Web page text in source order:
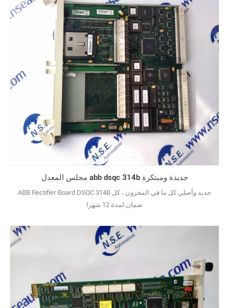
مجلس المعدل abb dsqc 314b جديدة ومبتكرة
ABB Rectifier Board DSQC 314B جديد وأصلي كل ما في المخزون ، كل
ضمان لمدة 12 شهرا